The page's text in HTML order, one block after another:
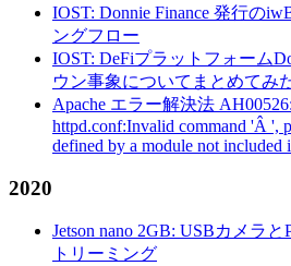
IOST: Donnie Finance 発行の
ングフロー
IOST: DeFiプラットフォーム
ウン事象についてまとめてみ
Apache エラー解決法
httpd.conf:Invalid command 'Â ',
defined by a module not included
2020
Jetson nano 2GB: USBカメラと
トリーミング